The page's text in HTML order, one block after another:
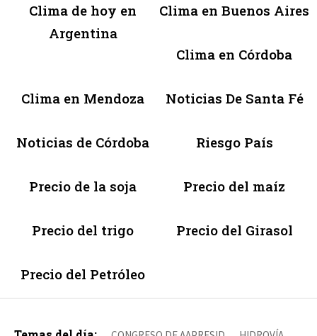
Clima de hoy en
Argentina
Clima en Buenos Aires
Clima en Córdoba
Clima en Mendoza Noticias De Santa Fé
Noticias de Córdoba Riesgo País
Precio de la soja Precio del maíz
Precio del trigo Precio del Girasol
Precio del Petróleo